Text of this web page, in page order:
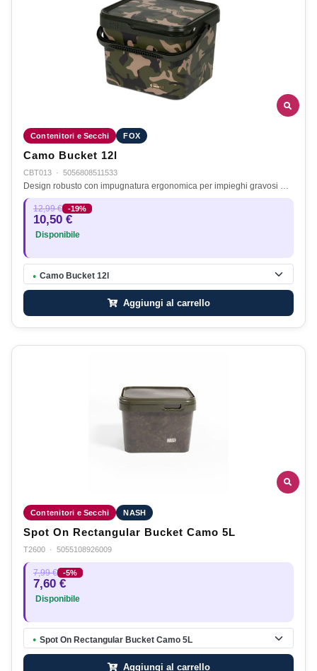
Contenitori e Secchi FOX
Camo Bucket 12l
CBT013 · 5056808511533
Design robusto con impugnatura ergonomica per impieghi gravosi …
12,99 € -19%
10,50 €
Disponibile
● Camo Bucket 12l
Aggiungi al carrello
Contenitori e Secchi NASH
Spot On Rectangular Bucket Camo 5L
T2600 · 5055108926009
7,99 € -5%
7,60 €
Disponibile
● Spot On Rectangular Bucket Camo 5L
Aggiungi al carrello